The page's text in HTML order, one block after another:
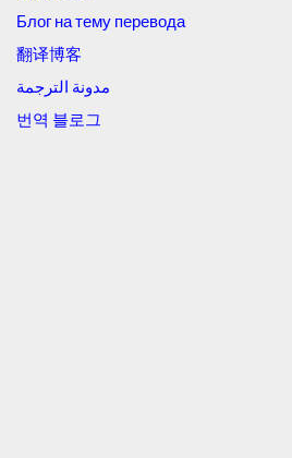
Блог на тему перевода
翻译博客
مدونة الترجمة
번역 블로그